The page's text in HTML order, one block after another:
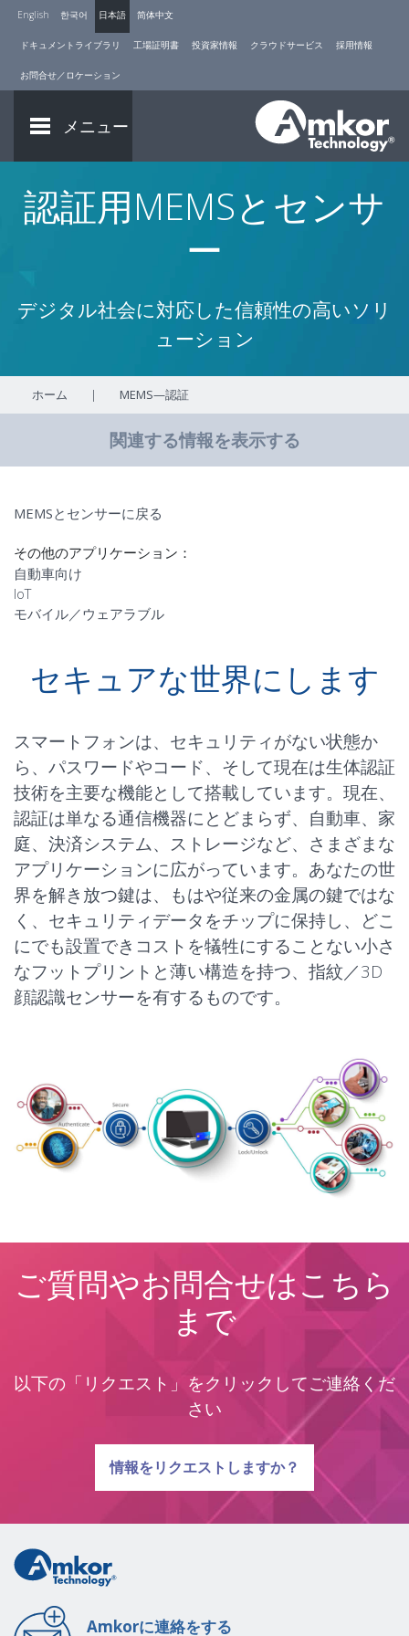
English 한국어 日本語 简体中文
ドキュメントライブラリ 工場証明書 投資家情報 クラウドサービス 採用情報
お問合せ／ロケーション
メニュー
認証用MEMSとセンサ
ー
デジタル社会に対応した信頼性の高いソリ
ューション
ホーム | MEMS—認証
関連する情報を表示する
MEMSとセンサーに戻る
その他のアプリケーション：
自動車向け
IoT
モバイル／ウェアラブル
セキュアな世界にします
スマートフォンは、セキュリティがない状態か
ら、パスワードやコード、そして現在は生体認証
技術を主要な機能として搭載しています。現在、
認証は単なる通信機器にとどまらず、自動車、家
庭、決済システム、ストレージなど、さまざまな
アプリケーションに広がっています。あなたの世
界を解き放つ鍵は、もはや従来の金属の鍵ではな
く、セキュリティデータをチップに保持し、どこ
にでも設置できコストを犠牲にすることない小さ
なフットプリントと薄い構造を持つ、指紋／3D
顔認識センサーを有するものです。
ご質問やお問合せはこちら
まで
以下の「リクエスト」をクリックしてご連絡くだ
さい
質問に関する
情報をリクエストしますか？
Amkorに連絡をする